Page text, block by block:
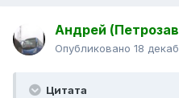
Андрей
Опубликовано 18
Цитата